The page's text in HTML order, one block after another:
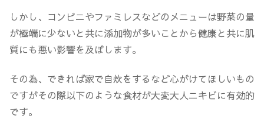
しかし、コンビニやファミレスなどのメニューは野菜の量
が極端に少ないと共に添加物が多いことから健康と共に肌
質にも悪い影響を及ぼします。
その為、できれば家で自炊をするなど心がけてほしいもの
ですがその際以下のような食材が大変大人ニキビに有効的
です。